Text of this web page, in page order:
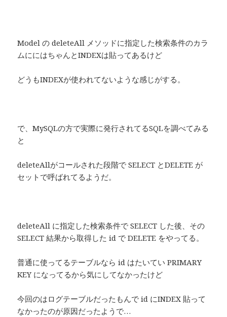
Model の deleteAll メソッドに指定した検索条件のカラ
ムににはちゃんとINDEXは貼ってあるけど
どうもINDEXが使われてないような感じがする。
で、MySQLの方で実際に発行されてるSQLを調べてみる
と
deleteAllがコールされた段階で SELECT とDELETE が
セットで呼ばれてるようだ。
deleteAll に指定した検索条件で SELECT した後、その
SELECT 結果から取得した id で DELETE をやってる。
普通に使ってるテーブルなら id はたいてい PRIMARY
KEY になってるから気にしてなかったけど
今回のはログテーブルだったもんで id にINDEX 貼って
なかったのが原因だったようで…